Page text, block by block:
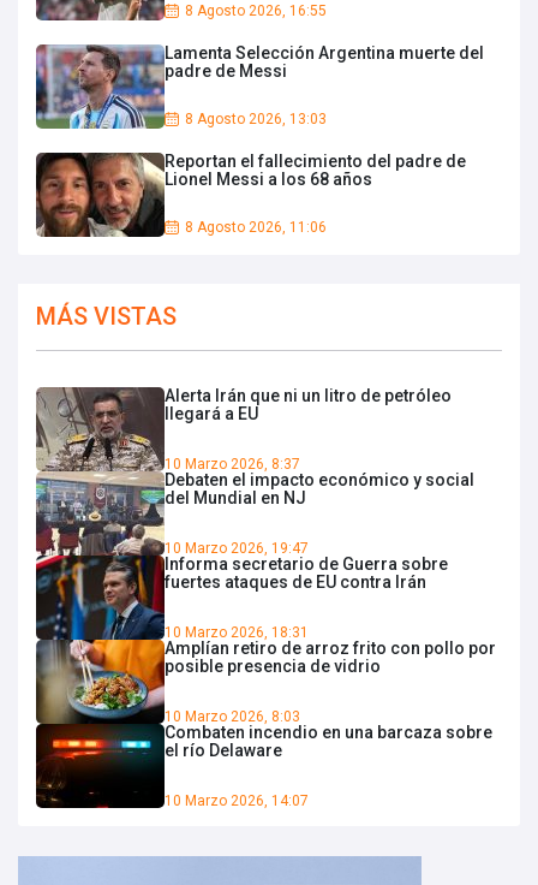
8 Agosto 2026, 16:55
Lamenta Selección Argentina muerte del
padre de Messi
8 Agosto 2026, 13:03
Reportan el fallecimiento del padre de
Lionel Messi a los 68 años
8 Agosto 2026, 11:06
MÁS VISTAS
Alerta Irán que ni un litro de petróleo
llegará a EU
10 Marzo 2026, 8:37
Debaten el impacto económico y social
del Mundial en NJ
10 Marzo 2026, 19:47
Informa secretario de Guerra sobre
fuertes ataques de EU contra Irán
10 Marzo 2026, 18:31
Amplían retiro de arroz frito con pollo por
posible presencia de vidrio
10 Marzo 2026, 8:03
Combaten incendio en una barcaza sobre
el río Delaware
10 Marzo 2026, 14:07